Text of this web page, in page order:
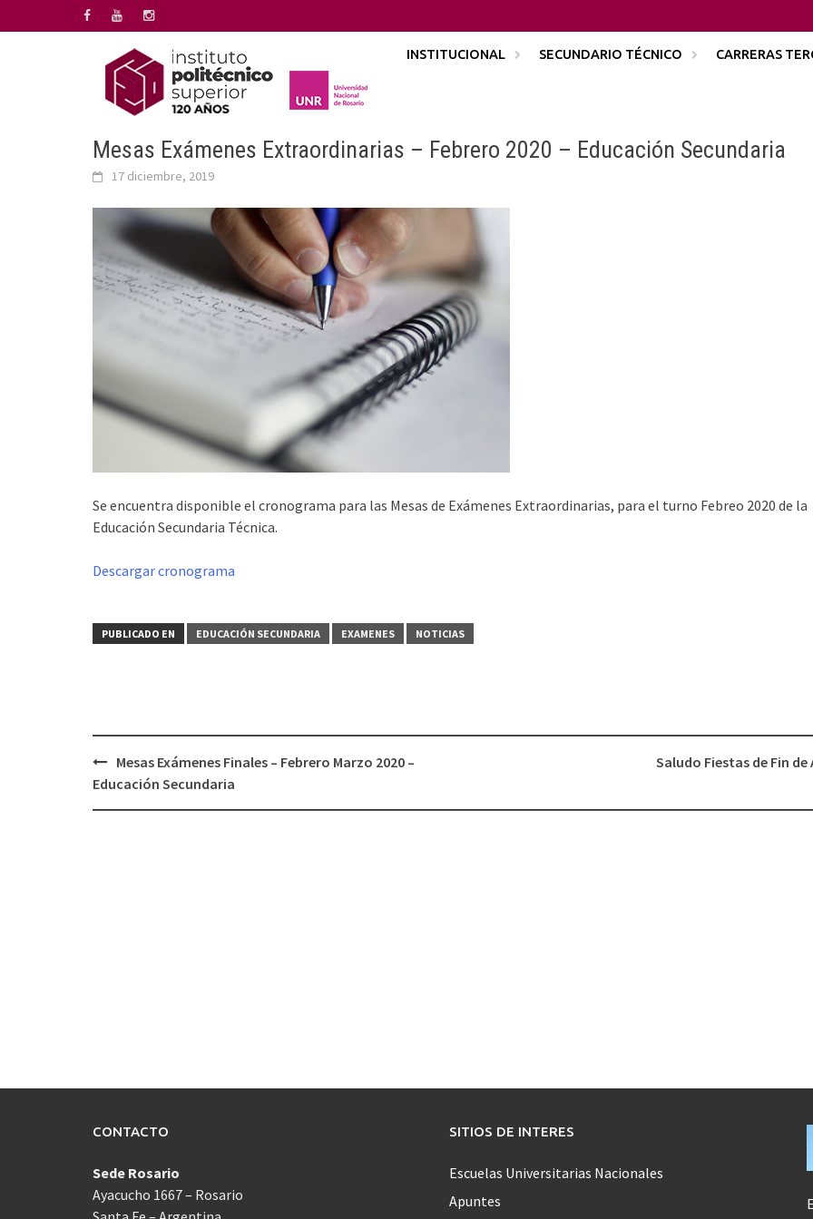
al
INSTITUCIONAL SECUNDARIO TÉCNICO CARRERAS
Mesas Exámenes Extraordinarias – Febrero 2020 – Educación Secundaria
17 diciembre, 2019
Se encuentra disponible el cronograma para las Mesas de Exámenes Extraordinarias, para el turno Febreo 2020 de la
Educación Secundaria Técnica.
Descargar cronograma
PUBLICADO EN EDUCACIÓN SECUNDARIA EXAMENES NOTICIAS
Navegación
de
Mesas Exámenes Finales – Febrero Marzo 2020 –
Educación Secundaria
Saludo Fiestas de Fin de
CONTACTO
Sede Rosario
Ayacucho 1667 – Rosario
SITIOS DE INTERES
Escuelas Universitarias Nacionales
Apuntes